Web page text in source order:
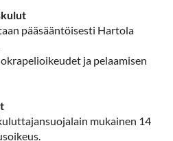
pääsääntöisesti Hartola
ja pelaamisen
mukainen 14